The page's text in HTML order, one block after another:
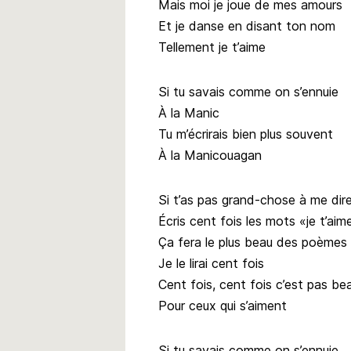
Mais moi je joue de mes amours
Et je danse en disant ton nom
Tellement je t’aime
Si tu savais comme on s’ennuie
À la Manic
Tu m’écrirais bien plus souvent
À la Manicouagan
Si t’as pas grand-chose à me dire
Écris cent fois les mots «je
Ça fera le plus beau des poèmes
Je le lirai cent fois
Cent fois, cent fois c’est pas
Pour ceux qui s’aiment